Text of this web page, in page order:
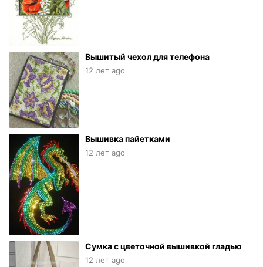
Вышитый чехол для телефона
12 лет ago
Вышивка пайетками
12 лет ago
Сумка с цветочной вышивкой гладью
12 лет ago